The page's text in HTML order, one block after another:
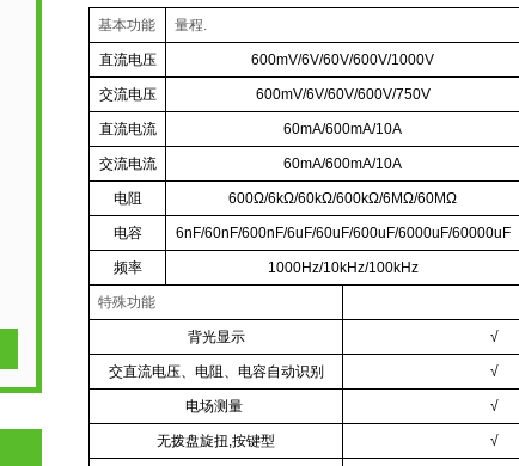
基本功能 量程.
直流电压 600mV/6V/60V/600V/1000V
交流电压 600mV/6V/60V/600V/750V
直流电流 60mA/600mA/10A
交流电流 60mA/600mA/10A
电阻 600Ω/6kΩ/60kΩ/600kΩ/6MΩ/60MΩ
电容 6nF/60nF/600nF/6uF/60uF/600uF/6000uF/60000uF
频率 1000Hz/10kHz/100kHz
特殊功能
背光显示 √
交直流电压、电阻、电容自动识别 √
电场测量 √
无拨盘旋扭,按键型 √